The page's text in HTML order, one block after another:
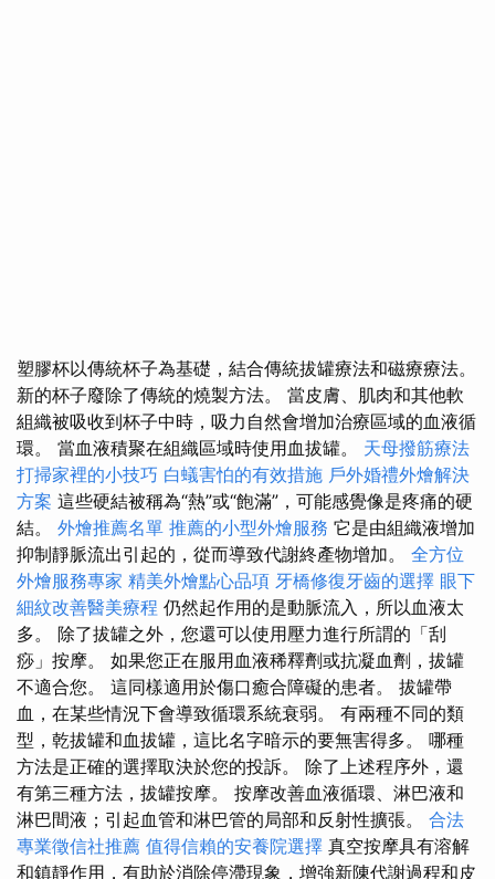
塑膠杯以傳統杯子為基礎，結合傳統拔罐療法和磁療療法。
新的杯子廢除了傳統的燒製方法。 當皮膚、肌肉和其他軟
組織被吸收到杯子中時，吸力自然會增加治療區域的血液循
環。 當血液積聚在組織區域時使用血拔罐。 天母撥筋療法
打掃家裡的小技巧 白蟻害怕的有效措施 戶外婚禮外燴解決
方案 這些硬結被稱為“熱”或“飽滿”，可能感覺像是疼痛的硬
結。 外燴推薦名單 推薦的小型外燴服務 它是由組織液增加
抑制靜脈流出引起的，從而導致代謝終產物增加。 全方位
外燴服務專家 精美外燴點心品項 牙橋修復牙齒的選擇 眼下
細紋改善醫美療程 仍然起作用的是動脈流入，所以血液太
多。 除了拔罐之外，您還可以使用壓力進行所謂的「刮
痧」按摩。 如果您正在服用血液稀釋劑或抗凝血劑，拔罐
不適合您。 這同樣適用於傷口癒合障礙的患者。 拔罐帶
血，在某些情況下會導致循環系統衰弱。 有兩種不同的類
型，乾拔罐和血拔罐，這比名字暗示的要無害得多。 哪種
方法是正確的選擇取決於您的投訴。 除了上述程序外，還
有第三種方法，拔罐按摩。 按摩改善血液循環、淋巴液和
淋巴間液；引起血管和淋巴管的局部和反射性擴張。 合法
專業徵信社推薦 值得信賴的安養院選擇 真空按摩具有溶解
和鎮靜作用，有助於消除停滯現象，增強新陳代謝過程和皮